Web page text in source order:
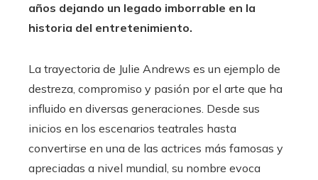
años dejando un legado imborrable en la
historia del entretenimiento.
La trayectoria de Julie Andrews es un ejemplo de
destreza, compromiso y pasión por el arte que ha
influido en diversas generaciones. Desde sus
inicios en los escenarios teatrales hasta
convertirse en una de las actrices más famosas y
apreciadas a nivel mundial, su nombre evoca